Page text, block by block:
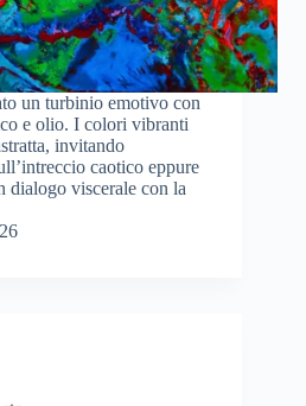
un turbinio emotivo con
e olio. I colori vibranti
invitando
caotico eppure
dialogo viscerale con la